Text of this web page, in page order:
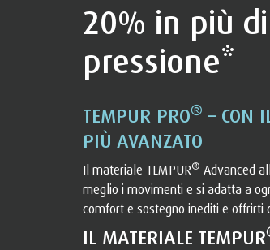
20% in più
pressione*
TEMPUR PRO® – CON
PIÙ AVANZATO
Il materiale TEMPUR® Advanced
meglio i movimenti e si adatta a
comfort e sostegno inediti e offrirti
IL MATERIALE TEMPUR